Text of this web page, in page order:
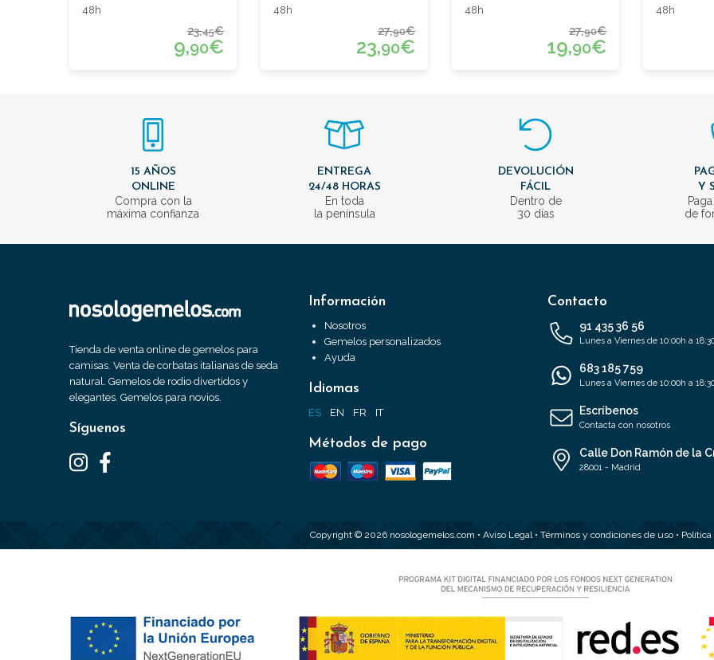
48h
23,45€
9,90€
48h
27,90€
23,90€
48h
27,90€
19,90€
48h
15 AÑOS
ONLINE
Compra con la
máxima confianza
ENTREGA
24/48 HORAS
En toda
la península
DEVOLUCIÓN
FÁCIL
Dentro de
30 días
Y
de
Tienda de venta online de gemelos para
camisas. Venta de corbatas italianas de seda
natural. Gemelos de rodio divertidos y
elegantes. Gemelos para novios.
Síguenos
Información
Nosotros
Gemelos personalizados
Ayuda
Idiomas
ES EN FR IT
Métodos de pago
Contacto
91 435 36 56
Lunes a Viernes de 10:00h a
683 185 759
Lunes a Viernes de 10:00h a
Escríbenos
Contacta con nosotros
Calle Don Ramón de la
28001 - Madrid
Copyright © 2026 nosologemelos.com • Aviso Legal • Términos y condiciones de uso•